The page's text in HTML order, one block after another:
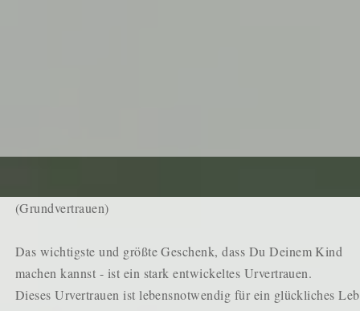
(Grundvertrauen)
Das wichtigste und größte Geschenk, dass Du Deinem Kind
machen kannst - ist ein stark entwickeltes Urvertrauen.
Dieses Urvertrauen ist lebensnotwendig für ein glückliches